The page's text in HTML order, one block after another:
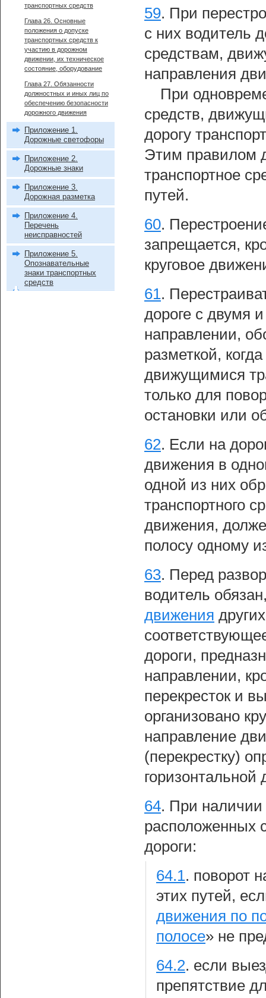
59. При
с них водитель
средствам,
направления
При
средств,
дорогу
Этим правилом
транспортное
путей.
60.
запрещается,
круговое
61 .
дороге с двумя
направлении,
разметкой,
движущимися
только для
остановки или
62. Если на
движения в
одной из них
транспортного
движения,
полосу одному
63. Перед
водитель
движения
дороги,
направлении,
перекресток и
организовано
направление
(перекрестку)
горизонтальной
64. При наличии
расположенных
дороги:
64.1 . поворот
этих путей,
движения по
полосе» не
64.2. если
препятствие
транспортных средств
Глава 26. Основные
положения о допуске
транспортных средств к
участию в дорожном
движении, их техническое
состояние, оборудование
Глава 27. Обязанности
должностных и иных лиц по
обеспечению безопасности
дорожного движения
Приложение 1.
Дорожные светофоры
Приложение 2.
Дорожные знаки
Приложение 3.
Дорожная разметка
Приложение 4.
Перечень
неисправностей
Приложение 5.
Опознавательные
знаки транспортных
средств